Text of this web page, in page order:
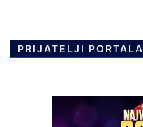
PRIJATELJI PORTALA